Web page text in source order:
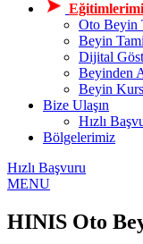
Oto Beyin
Beyin
Dijital
Beyinden
Beyin
Bize Ulaşın
Hızlı
Bölgelerimiz
Hızlı Başvuru
MENU
HINIS Oto